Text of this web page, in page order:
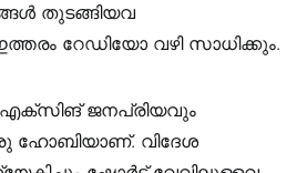
തുടങ്ങിയവ
റേഡിയോ വഴി സാധിക്കും.
ജനപ്രിയവും
ഹോബിയാണ്. വിദേശ